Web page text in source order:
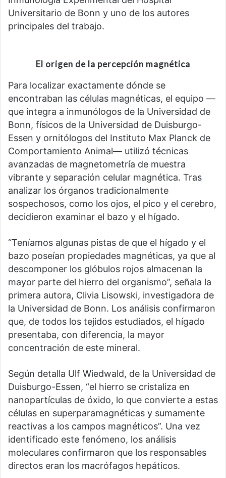
Universitario de Bonn y uno de los autores
principales del trabajo.
El origen de la percepción magnética
Para localizar exactamente dónde se
encontraban las células magnéticas, el equipo —
que integra a inmunólogos de la Universidad de
Bonn, físicos de la Universidad de Duisburgo-
Essen y ornitólogos del Instituto Max Planck de
Comportamiento Animal— utilizó técnicas
avanzadas de magnetometría de muestra
vibrante y separación celular magnética. Tras
analizar los órganos tradicionalmente
sospechosos, como los ojos, el pico y el cerebro,
decidieron examinar el bazo y el hígado.
“Teníamos algunas pistas de que el hígado y el
bazo poseían propiedades magnéticas, ya que al
descomponer los glóbulos rojos almacenan la
mayor parte del hierro del organismo”, señala la
primera autora, Clivia Lisowski, investigadora de
la Universidad de Bonn. Los análisis confirmaron
que, de todos los tejidos estudiados, el hígado
presentaba, con diferencia, la mayor
concentración de este mineral.
Según detalla Ulf Wiedwald, de la Universidad de
Duisburgo-Essen, “el hierro se cristaliza en
nanopartículas de óxido, lo que convierte a estas
células en superparamagnéticas y sumamente
reactivas a los campos magnéticos”. Una vez
identificado este fenómeno, los análisis
moleculares confirmaron que los responsables
directos eran los macrófagos hepáticos.